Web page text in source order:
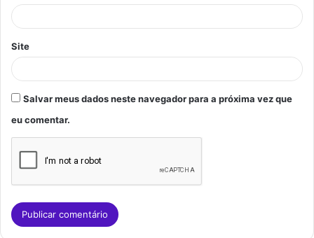
*
Site
Salvar meus dados neste navegador para a próxima vez que
eu comentar.